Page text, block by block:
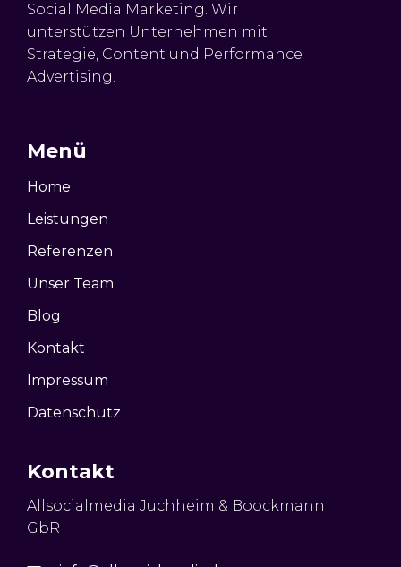
Social Media Marketing. Wir
unterstützen Unternehmen mit
Strategie, Content und Performance
Advertising.
Menü
Home
Leistungen
Referenzen
Unser Team
Blog
Kontakt
Impressum
Datenschutz
Kontakt
Allsocialmedia Juchheim & Boockmann
GbR